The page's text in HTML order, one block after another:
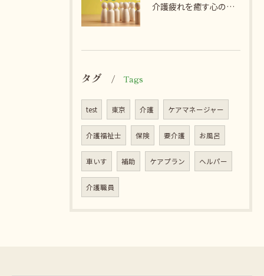
介護疲れを癒す心のケア法
タグ Tags
test 東京 介護 ケアマネージャー
介護福祉士 保険 要介護 お風呂
車いす 補助 ケアプラン ヘルパー
介護職員